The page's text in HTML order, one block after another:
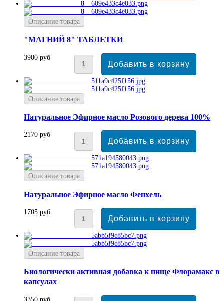
Описание товара
"МАГНИЙ 8" ТАБЛЕТКИ
3900 руб
Описание товара
Натуральное Эфирное масло Розового дерева 100%
2170 руб
Описание товара
Натуральное Эфирное масло Фенхель
1705 руб
Описание товара
Биологически активная добавка к пище Флорамакс в
капсулах